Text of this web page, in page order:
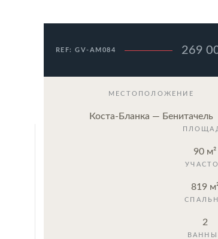
REF: GV-AM084 269
МЕСТОПОЛОЖЕНИЕ
Коста-Бланка — Бенитачель
90 м²
819
2